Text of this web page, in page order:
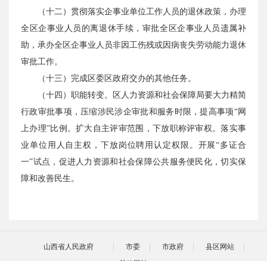
（十二）贯彻落实企事业单位工作人员的退休政策，办理
全区企事业人员的离退休手续，审批全区企事业人员遗属补
助，承办全区企事业人员非因工伤残或因病丧失劳动能力退休
审批工作。
（十三）完成区委区政府交办的其他任务。
（十四）职能转变。区人力资源和社会保障局要大力精简
行政审批事项，压缩涉民涉企审批和服务时限，提高事项“网
上办理”比例。扩大自主评审范围，下放职称评审权。落实事
业单位用人自主权，下放岗位聘用认定权限。开展“多证合
一”试点，促进人力资源和社会保障公共服务便民化，切实保
障和改善民生。
山西省人民政府 市委 市政府
县区网站